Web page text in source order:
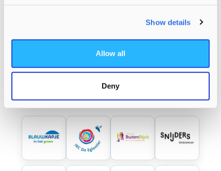
Show details
Allow all
Deny
Ontdek onze kinderopvangmerken in
Rijswijk, Delft, Den Haag-Ypenburg en
Westland-Wateringen.